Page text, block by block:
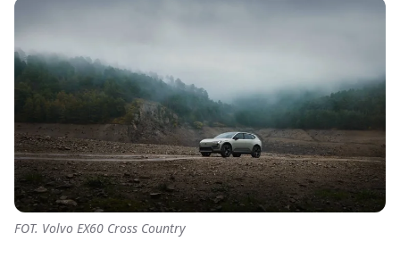
FOT. Volvo EX60 Cross Country